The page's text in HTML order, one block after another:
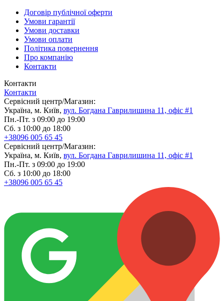
Договір публічної оферти
Умови гарантії
Умови доставки
Умови оплати
Політика повернення
Про компанію
Контакти
Контакти
Контакти
Сервісний центр/Магазин:
Україна, м. Київ, вул. Богдана Гаврилишина 11, офіс #1
Пн.-Пт. з 09:00 до 19:00
Сб. з 10:00 до 18:00
+38096 005 65 45
Сервісний центр/Магазин:
Україна, м. Київ, вул. Богдана Гаврилишина 11, офіс #1
Пн.-Пт. з 09:00 до 19:00
Сб. з 10:00 до 18:00
+38096 005 65 45